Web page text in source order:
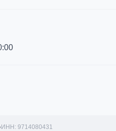
ИНН: 9714080431